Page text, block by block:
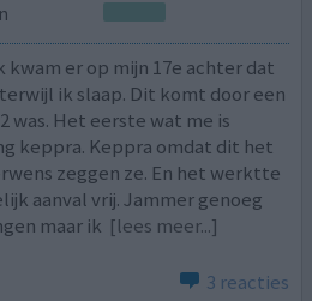
kwam er op mijn 17e achter dat
ik slaap. Dit komt door een
was. Het eerste wat me is
keppra. Keppra omdat dit het
zeggen ze. En het werktte
aanval vrij. Jammer genoeg
maar ik [lees meer...]
3 reacties